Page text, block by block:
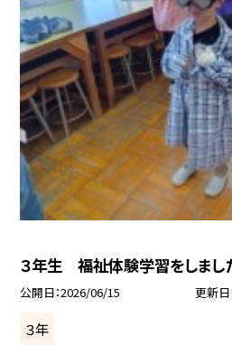
３年生 福祉体験学習をしま
公開日 2026/06/15 更新日
３年